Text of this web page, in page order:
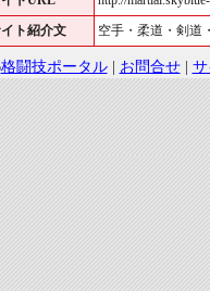
ト紹介文 空手・柔道・剣道
格闘技ポータル| お問合せ|